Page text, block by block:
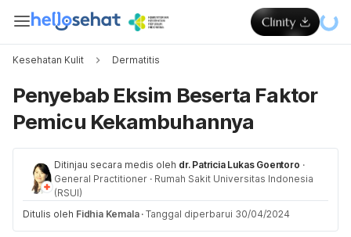
Kesehatan Kulit Dermatitis
Penyebab Eksim Beserta Faktor
Pemicu Kekambuhannya
Ditinjau secara medis oleh dr. Patricia Lukas Goentoro ·
General Practitioner · Rumah Sakit Universitas Indonesia
(RSUI)
Ditulis oleh Fidhia Kemala · Tanggal diperbarui 30/04/2024